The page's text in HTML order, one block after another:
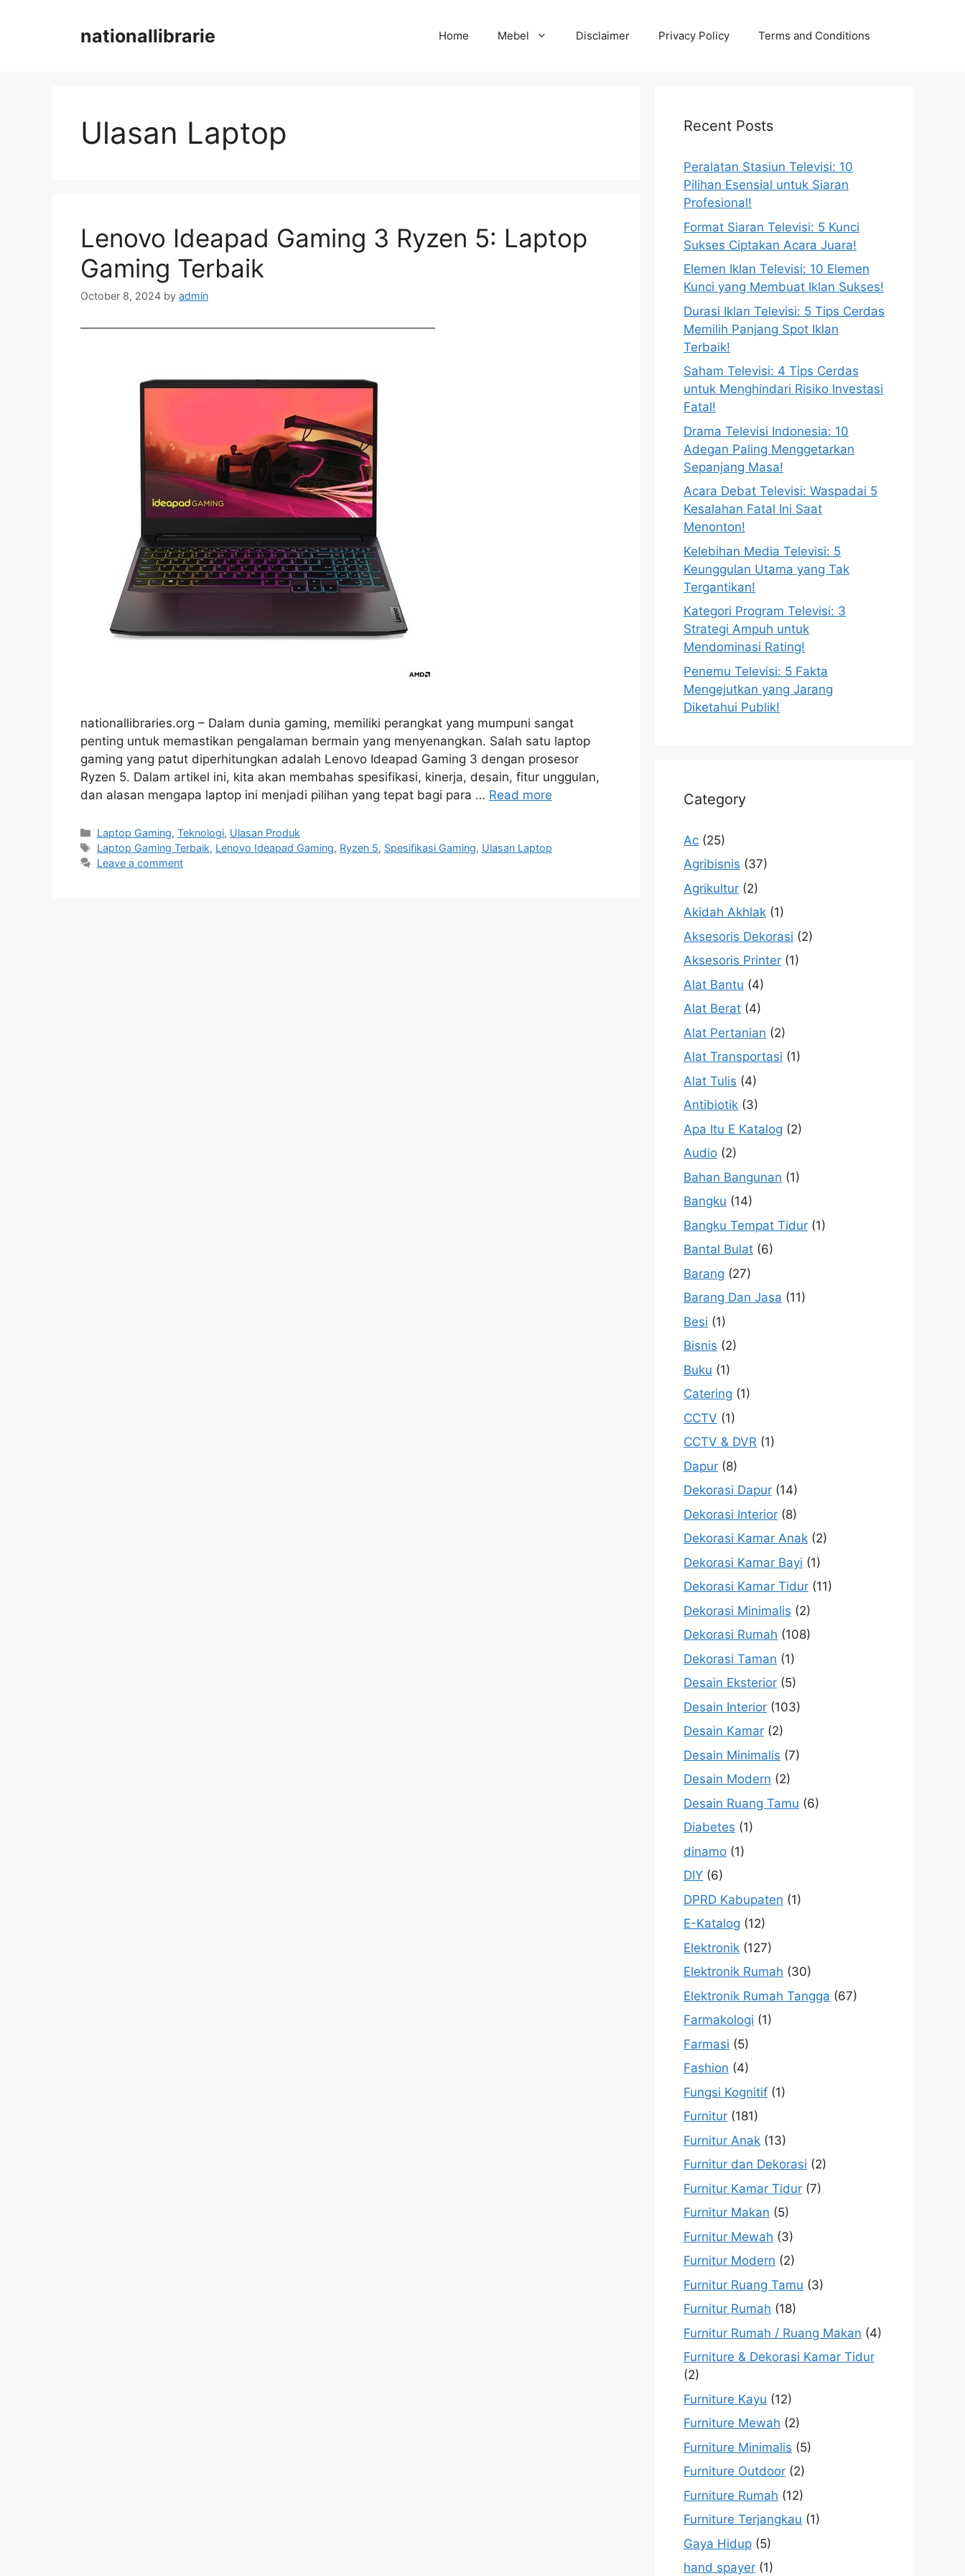
nationallibrarie Home Mebel Disclaimer Privacy Policy Terms and Conditions
Ulasan Laptop
Lenovo Ideapad Gaming 3 Ryzen 5: Laptop
Gaming Terbaik
October 8, 2024 by admin
nationallibraries.org – Dalam dunia gaming, memiliki perangkat yang mumpuni sangat
penting untuk memastikan pengalaman bermain yang menyenangkan. Salah satu laptop
gaming yang patut diperhitungkan adalah Lenovo Ideapad Gaming 3 dengan prosesor
Ryzen 5. Dalam artikel ini, kita akan membahas spesifikasi, kinerja, desain, fitur unggulan,
dan alasan mengapa laptop ini menjadi pilihan yang tepat bagi para … Read more
Categories
Laptop Gaming,Teknologi, Ulasan Produk
Tags
Laptop Gaming Terbaik, Lenovo Ideapad Gaming, Ryzen 5, Spesifikasi Gaming, Ulasan Laptop
Leave a comment
Recent Posts
Peralatan Stasiun Televisi: 10
Pilihan Esensial untuk Siaran
Profesional!
Format Siaran Televisi: 5 Kunci
Sukses Ciptakan Acara Juara!
Elemen Iklan Televisi: 10 Elemen
Kunci yang Membuat Iklan Sukses!
Durasi Iklan Televisi: 5 Tips Cerdas
Memilih Panjang Spot Iklan
Terbaik!
Saham Televisi: 4 Tips Cerdas
untuk Menghindari Risiko Investasi
Fatal!
Drama Televisi Indonesia: 10
Adegan Paling Menggetarkan
Sepanjang Masa!
Acara Debat Televisi: Waspadai 5
Kesalahan Fatal Ini Saat
Menonton!
Kelebihan Media Televisi: 5
Keunggulan Utama yang Tak
Tergantikan!
Kategori Program Televisi: 3
Strategi Ampuh untuk
Mendominasi Rating!
Penemu Televisi: 5 Fakta
Mengejutkan yang Jarang
Diketahui Publik!
Category
Ac (25)
Agribisnis (37)
Agrikultur (2)
Akidah Akhlak (1)
Aksesoris Dekorasi (2)
Aksesoris Printer (1)
Alat Bantu (4)
Alat Berat (4)
Alat Pertanian (2)
Alat Transportasi (1)
Alat Tulis (4)
Antibiotik (3)
Apa Itu E Katalog (2)
Audio (2)
Bahan Bangunan (1)
Bangku (14)
Bangku Tempat Tidur (1)
Bantal Bulat (6)
Barang (27)
Barang Dan Jasa (11)
Besi (1)
Bisnis (2)
Buku (1)
Catering (1)
CCTV (1)
CCTV & DVR (1)
Dapur (8)
Dekorasi Dapur (14)
Dekorasi Interior (8)
Dekorasi Kamar Anak (2)
Dekorasi Kamar Bayi (1)
Dekorasi Kamar Tidur (11)
Dekorasi Minimalis (2)
Dekorasi Rumah (108)
Dekorasi Taman (1)
Desain Eksterior (5)
Desain Interior (103)
Desain Kamar (2)
Desain Minimalis (7)
Desain Modern (2)
Desain Ruang Tamu (6)
Diabetes (1)
dinamo (1)
DIY (6)
DPRD Kabupaten (1)
E-Katalog (12)
Elektronik (127)
Elektronik Rumah (30)
Elektronik Rumah Tangga (67)
Farmakologi (1)
Farmasi (5)
Fashion (4)
Fungsi Kognitif (1)
Furnitur (181)
Furnitur Anak (13)
Furnitur dan Dekorasi (2)
Furnitur Kamar Tidur (7)
Furnitur Makan (5)
Furnitur Mewah (3)
Furnitur Modern (2)
Furnitur Ruang Tamu (3)
Furnitur Rumah (18)
Furnitur Rumah / Ruang Makan (4)
Furniture & Dekorasi Kamar Tidur
(2)
Furniture Kayu (12)
Furniture Mewah (2)
Furniture Minimalis (5)
Furniture Outdoor (2)
Furniture Rumah (12)
Furniture Terjangkau (1)
Gaya Hidup (5)
hand spayer (1)